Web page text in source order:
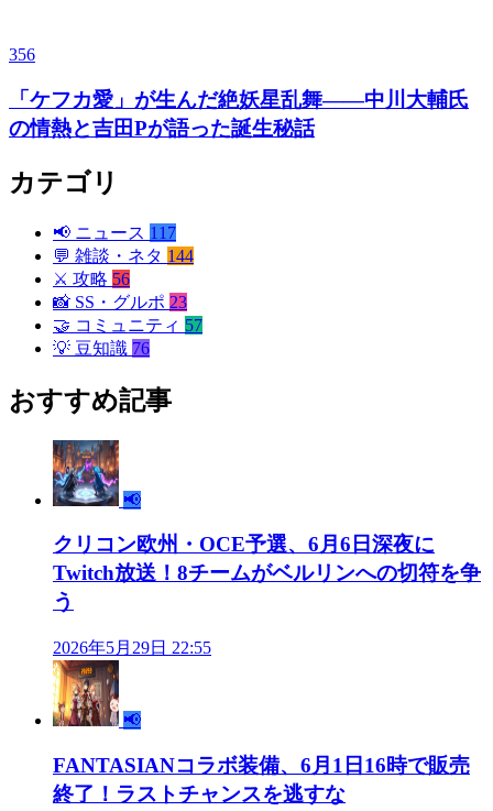
356
「ケフカ愛」が生んだ絶妖星乱舞——中川大輔氏
の情熱と吉田Pが語った誕生秘話
カテゴリ
📢 ニュース 117
💬 雑談・ネタ 144
⚔️ 攻略 56
📸 SS・グルポ 23
🤝 コミュニティ 57
💡 豆知識 76
おすすめ記事
📢
クリコン欧州・OCE予選、6月6日深夜に
Twitch放送！8チームがベルリンへの切符を争
う
2026年5月29日 22:55
📢
FANTASIANコラボ装備、6月1日16時で販売
終了！ラストチャンスを逃すな